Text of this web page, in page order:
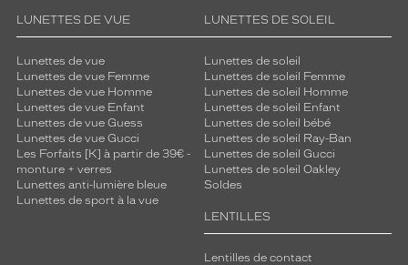
LUNETTES DE VUE
Lunettes de vue
Lunettes de vue Femme
Lunettes de vue Homme
Lunettes de vue Enfant
Lunettes de vue Guess
Lunettes de vue Gucci
Les Forfaits [K] à partir de 39€ -
monture + verres
Lunettes anti-lumière bleue
Lunettes de sport à la vue
LUNETTES DE SOLEIL
Lunettes de soleil
Lunettes de soleil Femme
Lunettes de soleil Homme
Lunettes de soleil Enfant
Lunettes de soleil bébé
Lunettes de soleil Ray-Ban
Lunettes de soleil Gucci
Lunettes de soleil Oakley
Soldes
LENTILLES
Lentilles de contact